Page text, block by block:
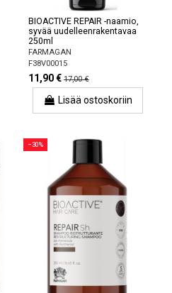
BIOACTIVE REPAIR -naamio,
syvää uudelleenrakentavaa
250ml
FARMAGAN
F38V00015
11,90 € 17,00 €
Lisää ostoskoriin
−30%